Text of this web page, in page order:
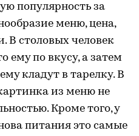
популярность за
меню, цена,
В столовых человек
ему по вкусу, а затем
кладут в тарелку. В
из меню не
Кроме того, у
питания это самые